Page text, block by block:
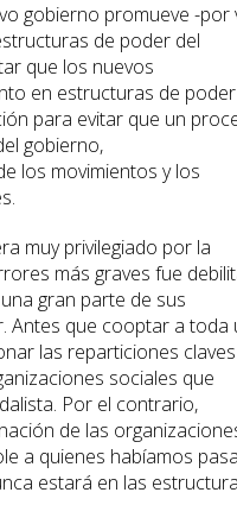
gobierno promueve -por
de poder del
que los nuevos
en estructuras de poder
para evitar que un
gobierno,
los movimientos y los
muy privilegiado por la
más graves fue
gran parte de sus
Antes que cooptar a toda
las reparticiones
sociales que
Por el contrario,
de las
a quienes habíamos
estará en las